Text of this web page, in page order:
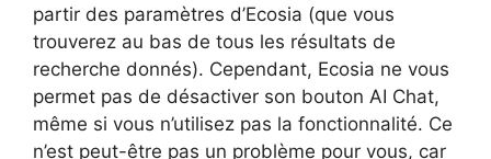
partir des paramètres d’Ecosia (que vous
trouverez au bas de tous les résultats de
recherche donnés). Cependant, Ecosia ne vous
permet pas de désactiver son bouton AI Chat,
même si vous n’utilisez pas la fonctionnalité. Ce
n’est peut-être pas un problème pour vous, car